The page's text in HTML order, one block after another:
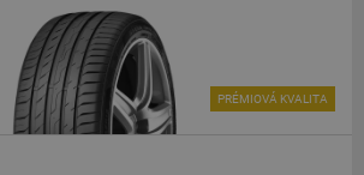
PRÉMIOVÁ KVALITA